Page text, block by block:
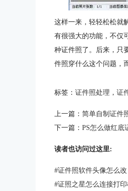
这样一来，轻轻松松就
有很强大的功能，不仅
种证件照了。后来，只
件照穿什么这个问题，
标签： 证件照处理 ， 证
上一篇： 简单自制证件
下一篇： PS怎么做红底
读者也访问过这里:
#证件照软件头像怎么
#证照之星怎么连接打